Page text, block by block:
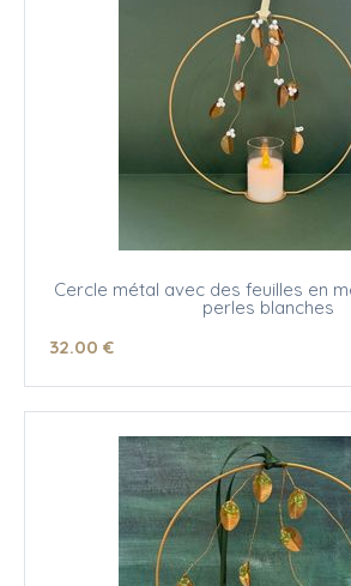
Cercle métal avec des feuilles en
perles blanches
32.00 €